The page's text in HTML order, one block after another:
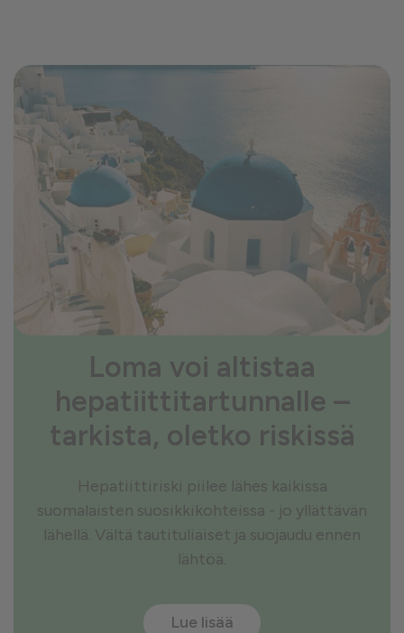
Loma voi altistaa
hepatiittitartunnalle –
tarkista, oletko riskissä
Hepatiittiriski piilee lähes kaikissa
suomalaisten suosikkikohteissa - jo yllättävän
lähellä. Vältä tautituliaiset ja suojaudu ennen
lähtöä.
Lue lisää